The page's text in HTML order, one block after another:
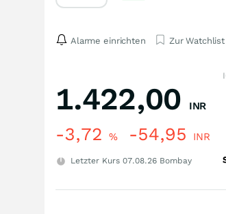
Alarme einrichten Zur
1.422,00 INR
-3,72 % -54,95 INR
Letzter Kurs 07.08.26 Bombay